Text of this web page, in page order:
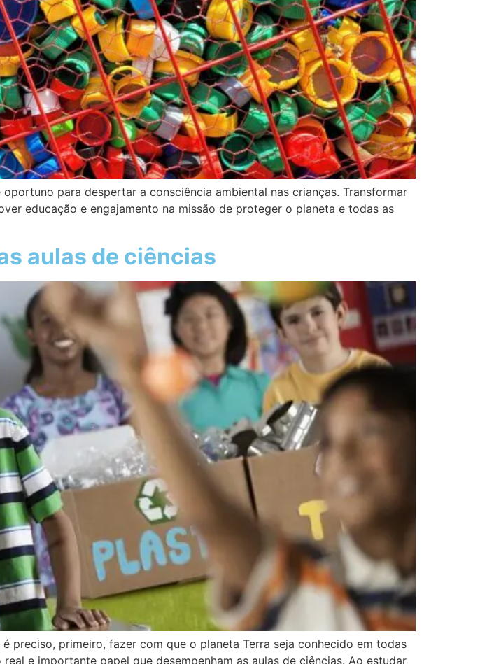
para despertar a consciência ambiental nas crianças. Transformar
educação e engajamento na missão de proteger o planeta e todas as
aulas de ciências
preciso, primeiro, fazer com que o planeta Terra seja conhecido em todas
e importante papel que desempenham as aulas de ciências. Ao estudar